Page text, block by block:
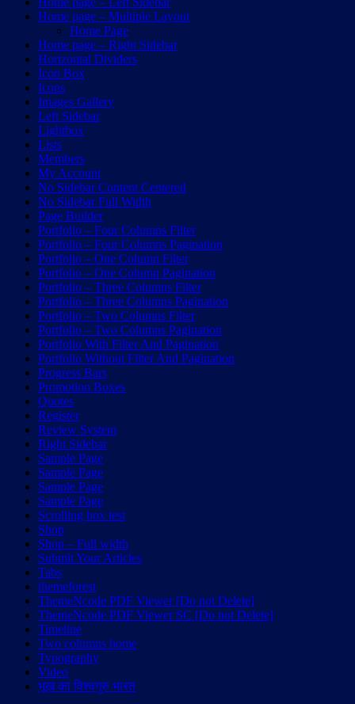
Home page – Multiple Layout
Home Page
Home page – Right Sidebar
Horizontal Dividers
Icon Box
Icons
Images Gallery
Left Sidebar
Lightbox
Lists
Members
My Account
No Sidebar Content Centered
No Sidebar Full Width
Page Builder
Portfolio – Four Columns Filter
Portfolio – Four Columns Pagination
Portfolio – One Column Filter
Portfolio – One Column Pagination
Portfolio – Three Columns Filter
Portfolio – Three Columns Pagination
Portfolio – Two Columns Filter
Portfolio – Two Columns Pagination
Portfolio With Filter And Pagination
Portfolio Without Filter And Pagination
Progress Bars
Promotion Boxes
Quotes
Register
Review System
Right Sidebar
Sample Page
Sample Page
Sample Page
Sample Page
Scrolling box test
Shop
Shop – Full width
Submit Your Articles
Tabs
themeforest
ThemeNcode PDF Viewer [Do not Delete]
ThemeNcode PDF Viewer SC [Do not Delete]
Timeline
Two columns home
Typography
Video
भूख का विश्वगुरु भारत